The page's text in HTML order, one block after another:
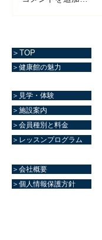
＞TOP
＞健康館の魅力
＞見学・体験
＞施設案内
＞会員種別と料金
＞レッスンプログラム
＞会社概要
＞個人情報保護方針